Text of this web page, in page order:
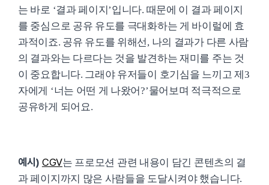
는 바로 ‘결과 페이지’입니다. 때문에 이 결과 페이지
를 중심으로 공유 유도를 극대화하는 게 바이럴에 효
과적이죠. 공유 유도를 위해선, 나의 결과가 다른 사람
의 결과와는 다르다는 것을 발견하는 재미를 주는 것
이 중요합니다. 그래야 유저들이 호기심을 느끼고 제3
자에게 ‘너는 어떤 게 나왔어?’물어보며 적극적으로
공유하게 되어요.
예시) CGV는 프로모션 관련 내용이 담긴 콘텐츠의 결
과 페이지까지 많은 사람들을 도달시켜야 했습니다.